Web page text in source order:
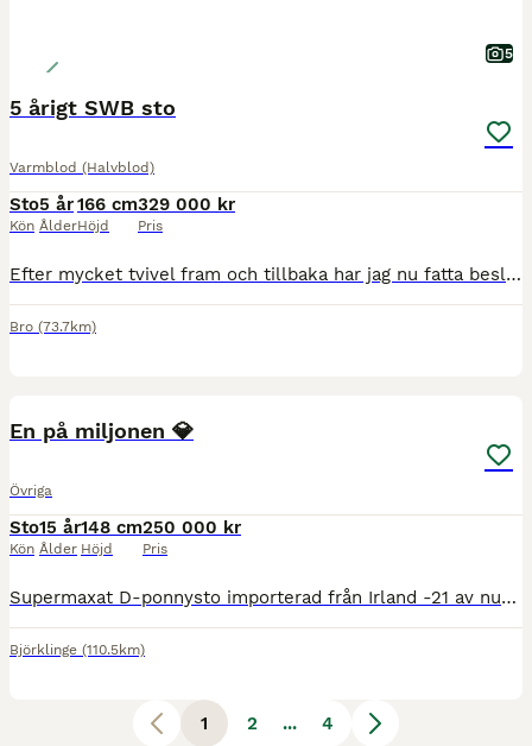
5
5 årigt SWB sto
Varmblod (Halvblod)
Sto
Kön
5 år
Ålder
166 cm
Höjd
329 000 kr
Pris
Efter mycket tvivel fram och tillbaka har jag nu fatta beslut att sälja mitt 5 åriga sto. Då jag har fått inse att det är för många hästar i stallet och tiden inte finns för att ge henne dom bästa för
Bro (73.7km)
En på miljonen 💎
Övriga
Sto
Kön
15 år
Ålder
148 cm
Höjd
250 000 kr
Pris
Supermaxat D-ponnysto importerad från Irland -21 av nuvarande ägare. Tävlat stora klasser på Irland med 431 sji poäng & gått dom högsta klasserna i Sverige, 130/MvsA SM. Är verkligen en helt fantas
Björklinge (110.5km)
1 2 ... 4